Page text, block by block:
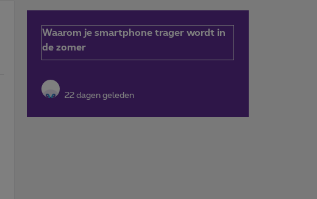
Waarom je smartphone trager wordt in
de zomer
22 dagen geleden